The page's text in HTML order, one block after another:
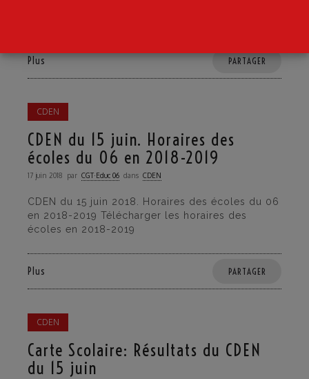
Plus PARTAGER
CDEN
CDEN du 15 juin. Horaires des
écoles du 06 en 2018-2019
17 juin 2018 par CGT·Educ 06 dans CDEN
CDEN du 15 juin 2018. Horaires des écoles du 06
en 2018-2019 Télécharger les horaires des
écoles en 2018-2019
Plus PARTAGER
CDEN
Carte Scolaire: Résultats du CDEN
du 15 juin